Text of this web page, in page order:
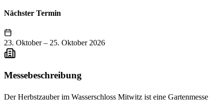
Nächster Termin
23. Oktober – 25. Oktober 2026
Messebeschreibung
Der Herbstzauber im Wasserschloss Mitwitz ist eine Gartenmesse